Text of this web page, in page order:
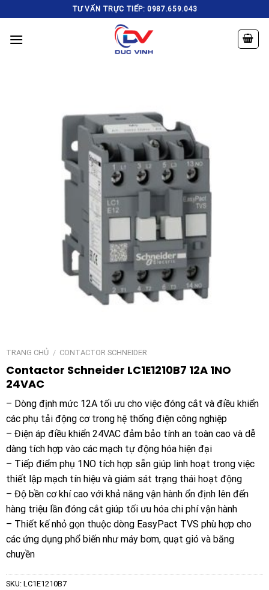
to
content
TƯ VẤN TRỰC TIẾP: 0987.659.043
TRANG CHỦ / CONTACTOR SCHNEIDER
Contactor Schneider LC1E1210B7 12A 1NO
24VAC
– Dòng định mức 12A tối ưu cho việc đóng cắt và điều khiển
các phụ tải động cơ trong hệ thống điện công nghiệp
– Điện áp điều khiển 24VAC đảm bảo tính an toàn cao và dễ
dàng tích hợp vào các mạch tự động hóa hiện đại
– Tiếp điểm phụ 1NO tích hợp sẵn giúp linh hoạt trong việc
thiết lập mạch tín hiệu và giám sát trạng thái hoạt động
– Độ bền cơ khí cao với khả năng vận hành ổn định lên đến
hàng triệu lần đóng cắt giúp tối ưu hóa chi phí vận hành
– Thiết kế nhỏ gọn thuộc dòng EasyPact TVS phù hợp cho
các ứng dụng phổ biến như máy bơm, quạt gió và băng
chuyền
SKU: LC1E1210B7